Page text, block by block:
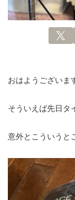
おはようございま
そういえば先日タ
意外とこういうと